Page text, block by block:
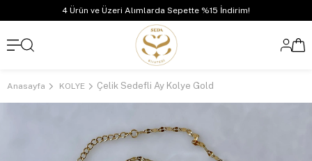
4 Ürün ve Üzeri Alımlarda Sepette %15 İndirim!
Anasayfa KOLYE Çelik Sedefli Ay Kolye Gold